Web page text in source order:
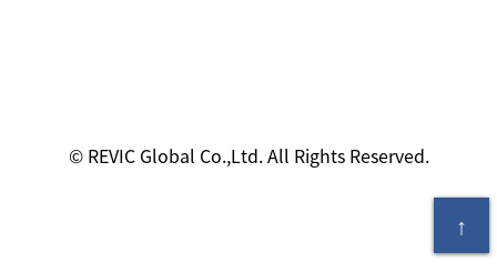
© REVIC Global Co.,Ltd. All Rights Reserved.
↑